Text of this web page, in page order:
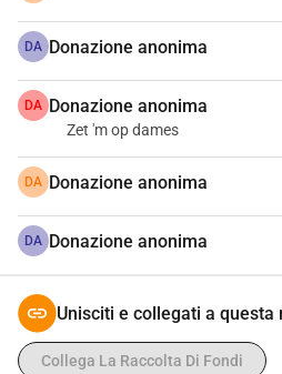
DA Donazione anonima
DA Donazione anonima
Zet 'm op dames
DA Donazione anonima
DA Donazione anonima
Unisciti e collegati a questa
Collega La Raccolta Di Fondi